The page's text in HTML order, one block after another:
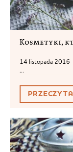
Kosmetyki,
14 listopada 2016
...